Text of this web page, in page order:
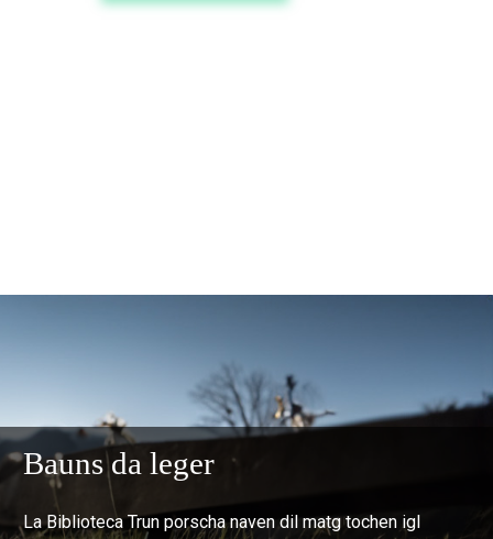
Bauns da leger
La Biblioteca Trun porscha naven dil matg tochen igl